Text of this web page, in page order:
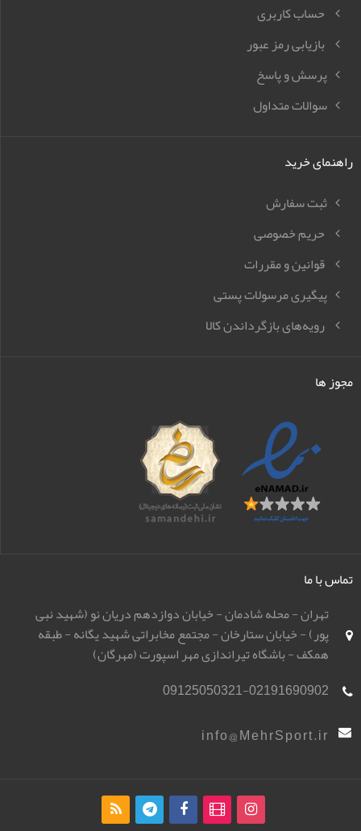
حساب کاربری
بازیابی رمز عبور
پرسش و پاسخ
سوالات متداول
راهنمای خرید
ثبت سفارش
حریم خصوصی
قوانین و مقررات
پیگیری مرسولات پستی
رویه‌های بازگرداندن کالا
مجوز ها
تماس با ما
تهران - محله شادمان - خیابان دوازدهم دریان نو (شهید نبی
پور) - خیابان ستارخان - مجتمع مخابراتی شهید یگانه - طبقه
همکف - باشگاه تیراندازی مهر اسپورت (مهرگان)
09125050321-02191690902
info@MehrSport.ir